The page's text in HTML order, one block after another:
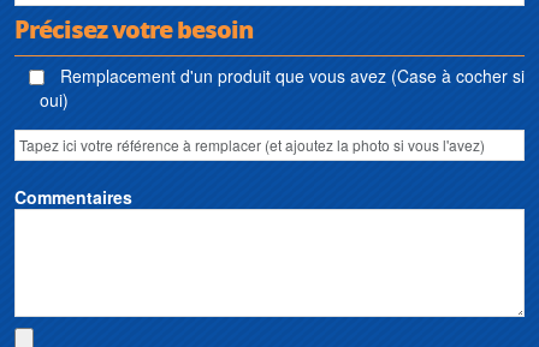
Précisez votre besoin
Remplacement d'un produit que vous avez (Case à cocher si
oui)
Commentaires